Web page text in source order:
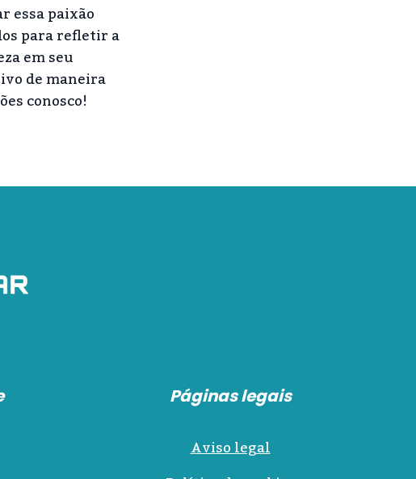
essa paixão
para refletir a
em seu
de maneira
conosco!
Páginas legais
Aviso legal